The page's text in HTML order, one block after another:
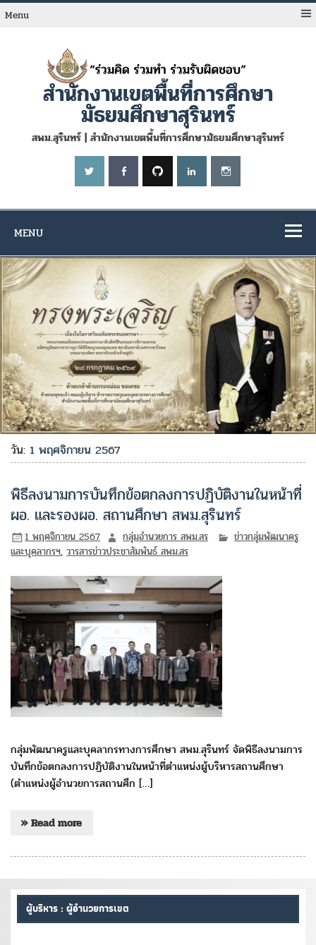
Skip
toMenu
สำนักงานเขตพื้นที่การศึกษา
มัธยมศึกษาสุรินทร์
สพม.สุรินทร์ | สำนักงานเขตพื้นที่การศึกษามัธยมศึกษาสุรินทร์
MENU
วัน:1 พฤศจิกายน 2567
พิธีลงนามการบันทึกข้อตกลงการปฏิบัติงานในหน้าที่
ผอ. และรองผอ. สถานศึกษา สพม.สุรินทร์
1 พฤศจิกายน 2567 กลุ่มอำนวยการ สพม.สร
ข่าวกลุ่มพัฒนาครู
และบุคลากรฯ,วารสารข่าวประชาสัมพันธ์ สพม.สร
กลุ่มพัฒนาครูและบุคลากรทางการศึกษา สพม.สุรินทร์ จัดพิธีลงนามการ
บันทึกข้อตกลงการปฏิบัติงานในหน้าที่ตำแหน่งผู้บริหารสถานศึกษา
(ตำแหน่งผู้อำนวยการสถานศึก […]
» Read more
ผู้บริหาร : ผู้อำนวยการเขต